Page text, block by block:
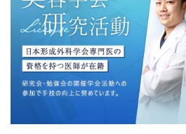
TCBグループは、取り扱う個人
に蓄積・保管し、当該個人情報
失・破壊・改ざんおよび漏洩等
つ適切な組織的・人的・物理的
ます。
【個人情報の共同利用について】
TCBグループは、【利用目的】達
得情報を共同して利用することが
なお、共同利用にあたっては、